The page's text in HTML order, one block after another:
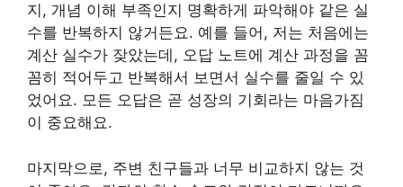
지, 개념 이해 부족인지 명확하게 파악해야 같은 실
수를 반복하지 않거든요. 예를 들어, 저는 처음에는
계산 실수가 잦았는데, 오답 노트에 계산 과정을 꼼
꼼히 적어두고 반복해서 보면서 실수를 줄일 수 있
었어요. 모든 오답은 곧 성장의 기회라는 마음가짐
이 중요해요.
마지막으로, 주변 친구들과 너무 비교하지 않는 것